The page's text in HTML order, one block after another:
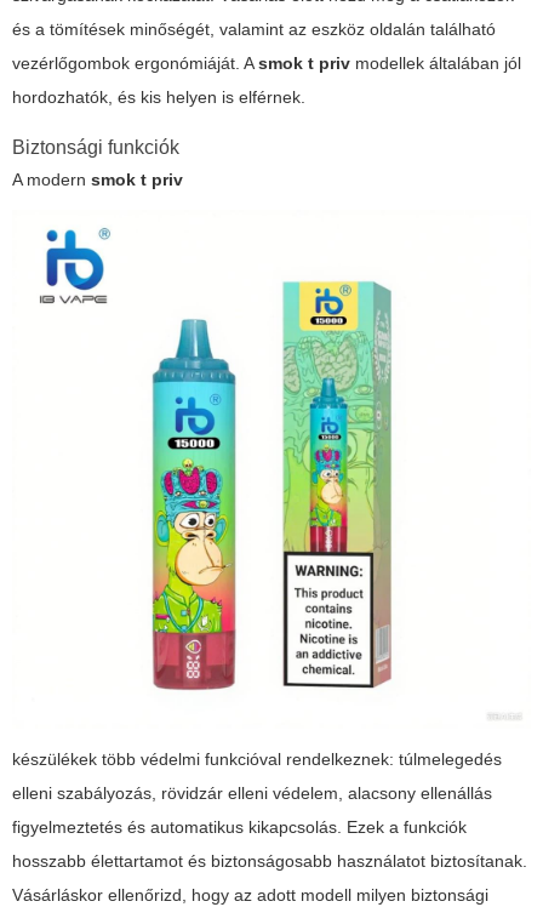
és a tömítések minőségét, valamint az eszköz oldalán található
vezérlőgombok ergonómiáját. Asmok t priv modellek általában jól
hordozhatók, és kis helyen is elférnek.
Biztonsági funkciók
A modern smok t priv
készülékek több védelmi funkcióval rendelkeznek: túlmelegedés
elleni szabályozás, rövidzár elleni védelem, alacsony ellenállás
figyelmeztetés és automatikus kikapcsolás. Ezek a funkciók
hosszabb élettartamot és biztonságosabb használatot biztosítanak.
Vásárláskor ellenőrizd, hogy az adott modell milyen biztonsági